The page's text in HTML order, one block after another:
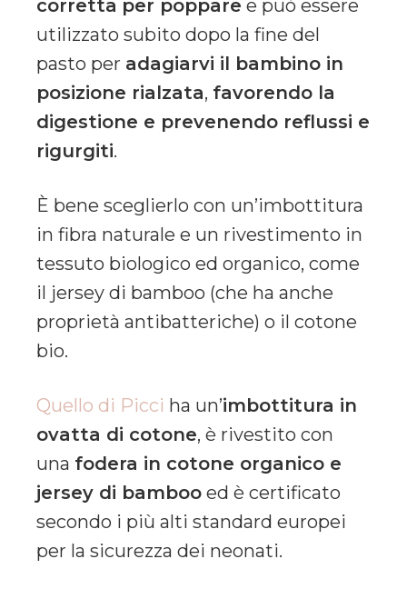
corretta per poppare e può essere
utilizzato subito dopo la fine del
pasto per adagiarvi il bambino in
posizione rialzata, favorendo la
digestione e prevenendo reflussi e
rigurgiti.
È bene sceglierlo con un’imbottitura
in fibra naturale e un rivestimento in
tessuto biologico ed organico, come
il jersey di bamboo (che ha anche
proprietà antibatteriche) o il cotone
bio.
Quello di Picci ha un’imbottitura in
ovatta di cotone, è rivestito con
una fodera in cotone organico e
jersey di bamboo ed è certificato
secondo i più alti standard europei
per la sicurezza dei neonati.